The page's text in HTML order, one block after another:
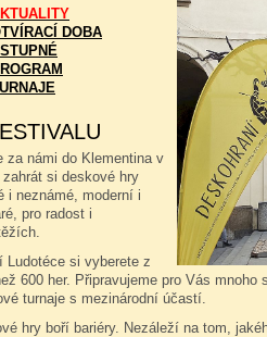
DOBA
za námi do Klementina v
zahrát si deskové hry
i neznámé, moderní i
pro radost i
Ludotéce si vyberete z
600 her. Připravujeme pro Vás
turnaje s mezinárodní účastí.
hry boří bariéry. Nezáleží na tom,